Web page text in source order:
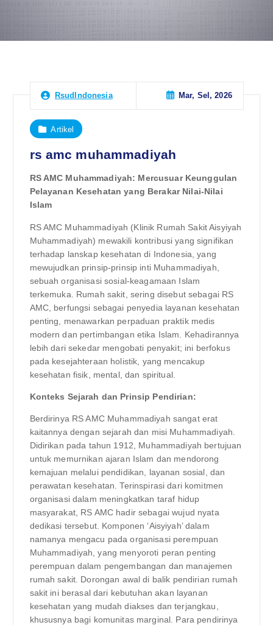
RsudIndonesia Mar, Sel, 2026
Artikel
rs amc muhammadiyah
RS AMC Muhammadiyah: Mercusuar Keunggulan
Pelayanan Kesehatan yang Berakar Nilai-Nilai
Islam
RS AMC Muhammadiyah (Klinik Rumah Sakit Aisyiyah
Muhammadiyah) mewakili kontribusi yang signifikan
terhadap lanskap kesehatan di Indonesia, yang
mewujudkan prinsip-prinsip inti Muhammadiyah,
sebuah organisasi sosial-keagamaan Islam
terkemuka. Rumah sakit, sering disebut sebagai RS
AMC, berfungsi sebagai penyedia layanan kesehatan
penting, menawarkan perpaduan praktik medis
modern dan pertimbangan etika Islam. Kehadirannya
lebih dari sekedar mengobati penyakit; ini berfokus
pada kesejahteraan holistik, yang mencakup
kesehatan fisik, mental, dan spiritual.
Konteks Sejarah dan Prinsip Pendirian:
Berdirinya RS AMC Muhammadiyah sangat erat
kaitannya dengan sejarah dan misi Muhammadiyah.
Didirikan pada tahun 1912, Muhammadiyah bertujuan
untuk memurnikan ajaran Islam dan mendorong
kemajuan melalui pendidikan, layanan sosial, dan
perawatan kesehatan. Terinspirasi dari komitmen
organisasi dalam meningkatkan taraf hidup
masyarakat, RS AMC hadir sebagai wujud nyata
dedikasi tersebut. Komponen ‘Aisyiyah’ dalam
namanya mengacu pada organisasi perempuan
Muhammadiyah, yang menyoroti peran penting
perempuan dalam pengembangan dan manajemen
rumah sakit. Dorongan awal di balik pendirian rumah
sakit ini berasal dari kebutuhan akan layanan
kesehatan yang mudah diakses dan terjangkau,
khususnya bagi komunitas marginal. Para pendirinya